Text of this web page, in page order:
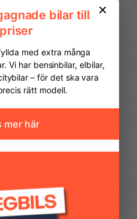
Takrails
även göra en
online.
kr